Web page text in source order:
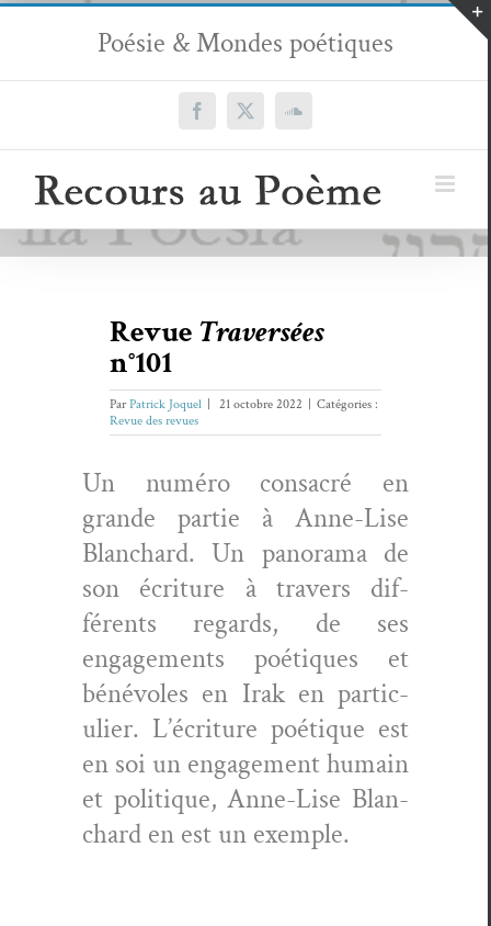
Passer
contenu
Poésie & Mondes poétiques
Facebook
X SoundCloud
Revue Traversées
n°101
ParPatrick Joquel 21 octobre 2022
Catégories :
Revue des revues
Un numéro con­sacré en
grande par­tie à Anne-Lise
Blan­chard. Un panora­ma de
son écri­t­ure à tra­vers dif­
férents regards, de ses
engage­ments poé­tiques et
bénév­oles en Irak en par­ti­c­
uli­er. L’écriture poé­tique est
en soi un engage­ment humain
et poli­tique, Anne-Lise Blan­
chard en est un exemple.